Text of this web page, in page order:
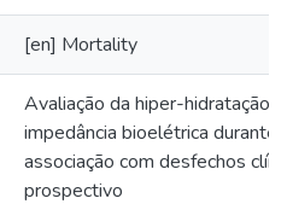
[en] Mortality
Avaliação da hiper-hidratação
impedância bioelétrica durante
associação com desfechos
prospectivo